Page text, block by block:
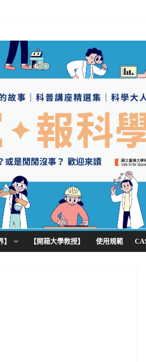
】 【開箱大學教授】 使用規範